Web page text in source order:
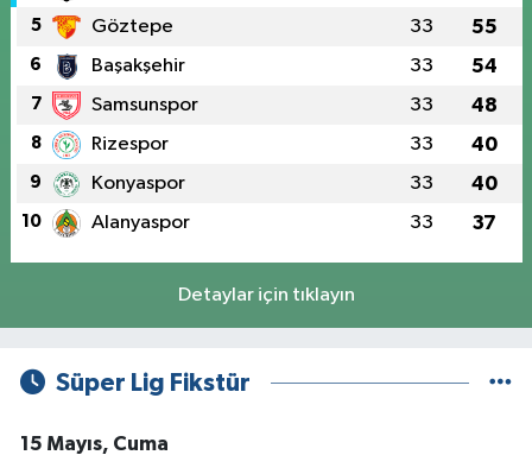
5 Göztepe 33 55
6 Başakşehir 33 54
7 Samsunspor 33 48
8 Rizespor 33 40
9 Konyaspor 33 40
10 Alanyaspor 33 37
Detaylar için tıklayın
Süper Lig Fikstür
15 Mayıs, Cuma